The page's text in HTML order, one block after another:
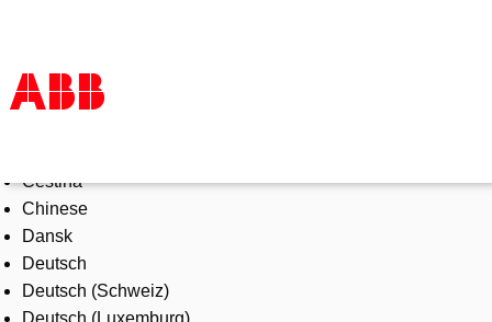
Products & Solutions
Industries
Services
About us
Where to buy
Contact us
Čeština
Chinese
Dansk
Deutsch
Deutsch (Schweiz)
Deutsch (Luxemburg)